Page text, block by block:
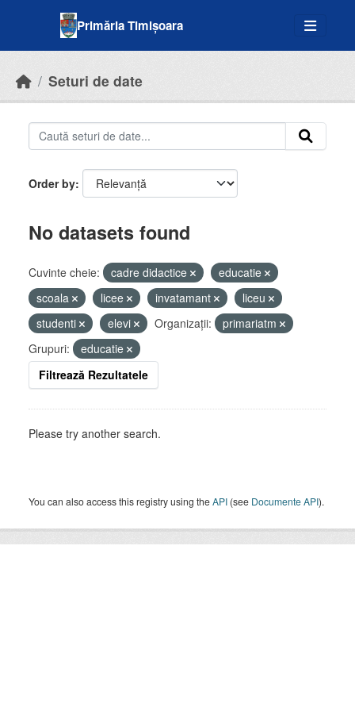
Primăria Timișoara
Seturi de date
Order by
No datasets found
Cuvinte cheie: cadre didactice
educatie
scoala
licee invatamant
liceu
studenti
elevi Organizații:
primariatm
Grupuri:
educatie
Filtrează Rezultatele
Please try another search.
You can also access this registry using theAPI (see Documente API).